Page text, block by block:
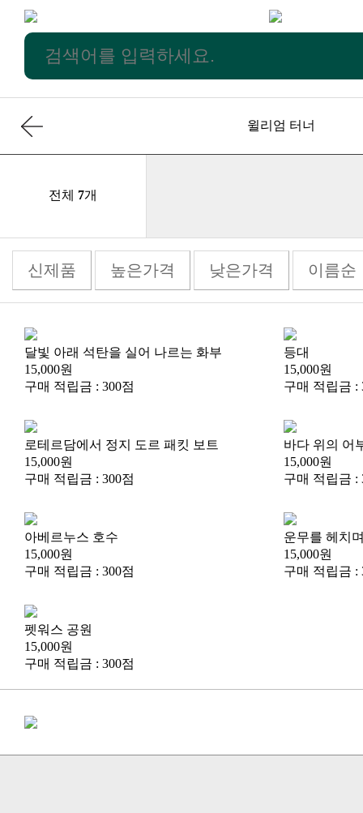
윌리엄 터너
전체 7개
신제품 높은가격 낮은가격 이름순
달빛 아래 석탄을 실어 나르는 화부
15,000원
구매 적립금 : 300점
등대
15,000원
구매 적립금 :
로테르담에서 정지 도르 패킷 보트
15,000원
구매 적립금 : 300점
바다 위의 어
15,000원
구매 적립금 :
아베르누스 호수
15,000원
구매 적립금 : 300점
운무를 헤치
15,000원
구매 적립금 :
펫워스 공원
15,000원
구매 적립금 : 300점